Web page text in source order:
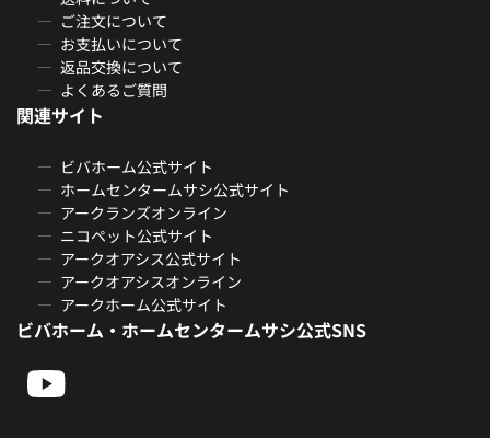
ご注文について
お支払いについて
返品交換について
よくあるご質問
関連サイト
ビバホーム公式サイト
ホームセンタームサシ公式サイト
アークランズオンライン
ニコペット公式サイト
アークオアシス公式サイト
アークオアシスオンライン
アークホーム公式サイト
ビバホーム・ホームセンタームサシ公式SNS